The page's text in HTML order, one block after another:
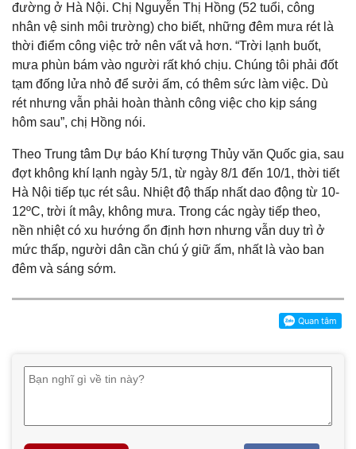
đường ở Hà Nội. Chị Nguyễn Thị Hồng (52 tuổi, công
nhân vệ sinh môi trường) cho biết, những đêm mưa rét là
thời điểm công việc trở nên vất vả hơn. “Trời lạnh buốt,
mưa phùn bám vào người rất khó chịu. Chúng tôi phải đốt
tạm đống lửa nhỏ để sưởi ấm, có thêm sức làm việc. Dù
rét nhưng vẫn phải hoàn thành công việc cho kịp sáng
hôm sau”, chị Hồng nói.
Theo Trung tâm Dự báo Khí tượng Thủy văn Quốc gia, sau
đợt không khí lạnh ngày 5/1, từ ngày 8/1 đến 10/1, thời tiết
Hà Nội tiếp tục rét sâu. Nhiệt độ thấp nhất dao động từ 10-
12ºC, trời ít mây, không mưa. Trong các ngày tiếp theo,
nền nhiệt có xu hướng ổn định hơn nhưng vẫn duy trì ở
mức thấp, người dân cần chú ý giữ ấm, nhất là vào ban
đêm và sáng sớm.